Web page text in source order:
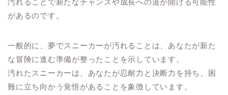
があるのです。
一般的に、夢でスニーカーが汚れることは、あなたが新た
な冒険に進む準備が整ったことを示しています。
汚れたスニーカーは、あなたが忍耐力と決断力を持ち、困
難に立ち向かう覚悟があることを象徴しています。